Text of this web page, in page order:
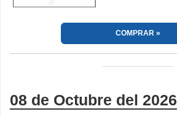
COMPRAR
08 de Octubre del 2026